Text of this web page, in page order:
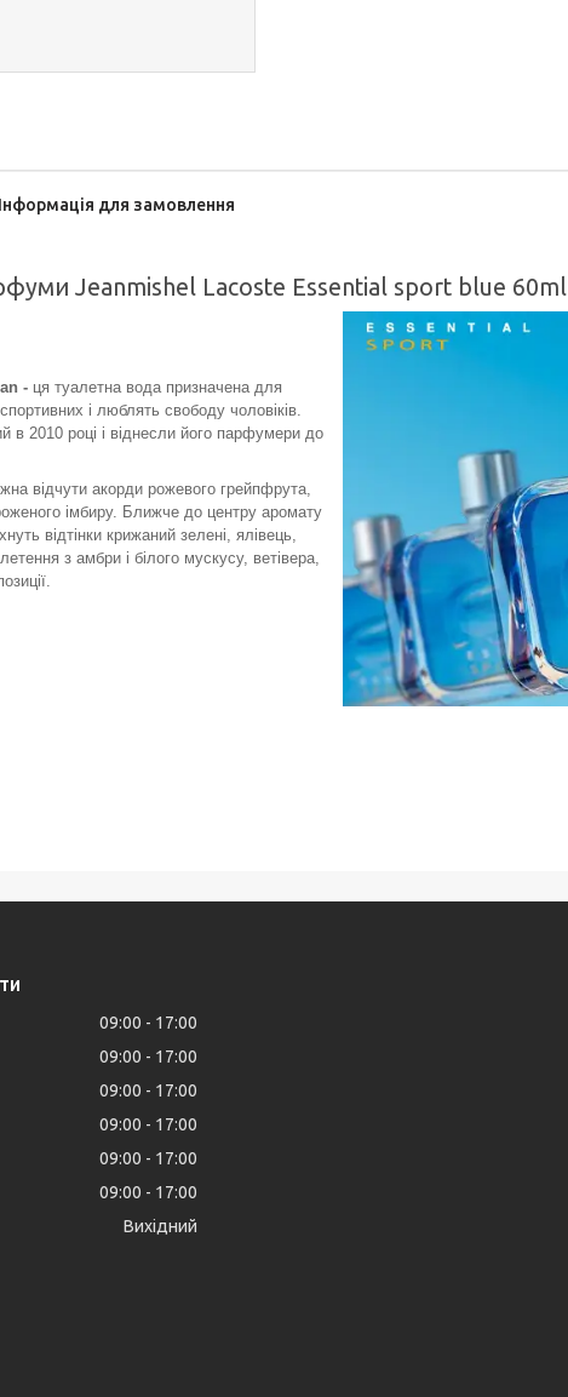
Інформація для замовлення
Jeanmishel Lacoste Essential sport blue 60ml
- ця туалетна вода призначена для
і люблять свободу чоловіків.
в 2010 році і віднесли його парфумери до
відчути акорди рожевого грейпфрута,
імбиру. Ближче до центру аромату
відтінки крижаний зелені, ялівець,
з амбри і білого мускусу, ветівера,
09:00
17:00
09:00
17:00
09:00
17:00
09:00
17:00
09:00
17:00
09:00
17:00
Вихідний